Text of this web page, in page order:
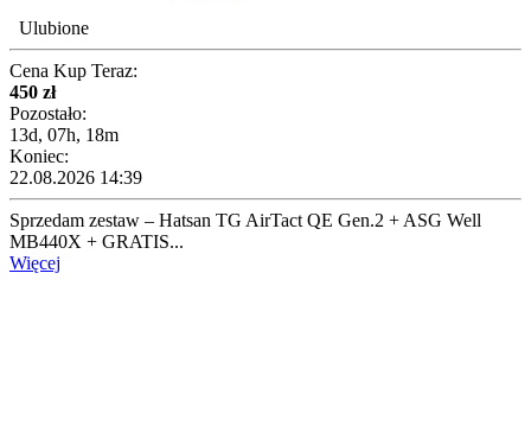
Ulubione
Cena Kup Teraz:
450 zł
Pozostało:
13d, 07h, 18m
Koniec:
22.08.2026 14:39
Sprzedam zestaw – Hatsan TG AirTact QE Gen.2 + ASG Well
MB440X + GRATIS...
Więcej